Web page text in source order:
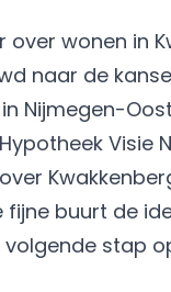
over wonen in
naar de
Nijmegen-
Visie
buurt de
volgende stap